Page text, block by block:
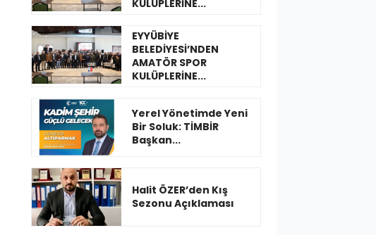
KULÜPLERİNE...
EYYÜBİYE
BELEDİYESİ’NDEN
AMATÖR SPOR
KULÜPLERİNE...
Yerel Yönetimde Yeni
Bir Soluk: TİMBİR
Başkan...
Halit ÖZER’den Kış
Sezonu Açıklaması